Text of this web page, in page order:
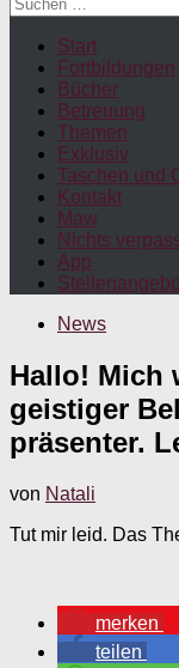
nach:
Start
Fortbildungen
Bücher
Betreuung
Themen
Exklusiv
Taschen und
Kontakt
Maw
Nichts
App
News
Hallo! Mich
geistiger
präsenter.
von Natali
Tut mir leid. Das
merken
teilen